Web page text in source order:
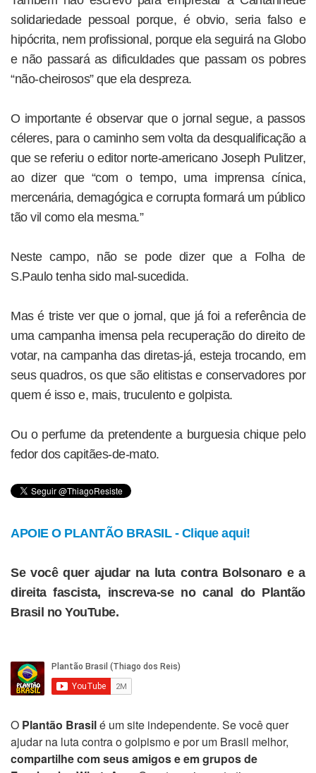
solidariedade pessoal porque, é obvio, seria falso e
hipócrita, nem profissional, porque ela seguirá na Globo
e não passará as dificuldades que passam os pobres
“não-cheirosos” que ela despreza.
O importante é observar que o jornal segue, a passos
céleres, para o caminho sem volta da desqualificação a
que se referiu o editor norte-americano Joseph Pulitzer,
ao dizer que “com o tempo, uma imprensa cínica,
mercenária, demagógica e corrupta formará um público
tão vil como ela mesma.”
Neste campo, não se pode dizer que a Folha de
S.Paulo tenha sido mal-sucedida.
Mas é triste ver que o jornal, que já foi a referência de
uma campanha imensa pela recuperação do direito de
votar, na campanha das diretas-já, esteja trocando, em
seus quadros, os que são elitistas e conservadores por
quem é isso e, mais, truculento e golpista.
Ou o perfume da pretendente a burguesia chique pelo
fedor dos capitães-de-mato.
APOIE O PLANTÃO BRASIL - Clique aqui!
Se você quer ajudar na luta contra Bolsonaro e a
direita fascista, inscreva-se no canal do Plantão
Brasil no YouTube.
O Plantão Brasilé um site independente. Se você quer
ajudar na luta contra o golpismo e por um Brasil melhor,
compartilhe com seus amigos e em grupos de